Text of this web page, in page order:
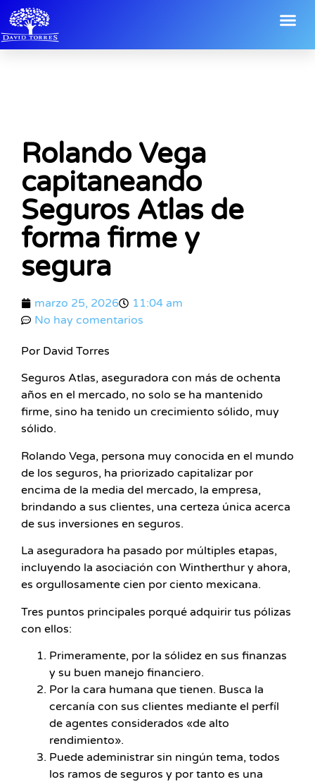
Rolando Vega
capitaneando
Seguros Atlas de
forma firme y
segura
marzo 25, 2026
11:04 am
No hay comentarios
Por David Torres
Seguros Atlas, aseguradora con más de ochenta
años en el mercado, no solo se ha mantenido
firme, sino ha tenido un crecimiento sólido, muy
sólido.
Rolando Vega, persona muy conocida en el mundo
de los seguros, ha priorizado capitalizar por
encima de la media del mercado, la empresa,
brindando a sus clientes, una certeza única acerca
de sus inversiones en seguros.
La aseguradora ha pasado por múltiples etapas,
incluyendo la asociación con Wintherthur y ahora,
es orgullosamente cien por ciento mexicana.
Tres puntos principales porqué adquirir tus pólizas
con ellos:
Primeramente, por la sólidez en sus finanzas
y su buen manejo financiero.
Por la cara humana que tienen. Busca la
cercanía con sus clientes mediante el perfíl
de agentes considerados «de alto
rendimiento».
Puede adeministrar sin ningún tema, todos
los ramos de seguros y por tanto es una